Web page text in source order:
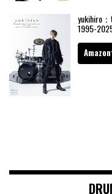
yukihiro
1995-